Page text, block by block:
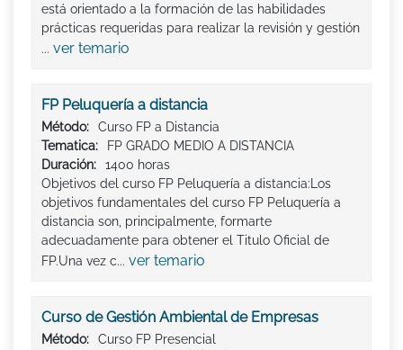
está orientado a la formación de las habilidades
prácticas requeridas para realizar la revisión y gestión
... ver temario
FP Peluquería a distancia
Método:
Curso FP a Distancia
Tematica:
FP GRADO MEDIO A DISTANCIA
Duración:
1400 horas
Objetivos del curso FP Peluquería a distancia:Los
objetivos fundamentales del curso FP Peluquería a
distancia son, principalmente, formarte
adecuadamente para obtener el Titulo Oficial de
FP.Una vez c... ver temario
Curso de Gestión Ambiental de Empresas
Método:
Curso FP Presencial